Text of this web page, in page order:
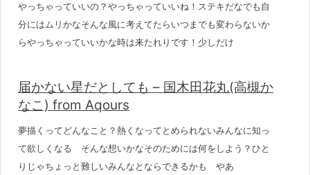
やっちゃっていいの？やっちゃっていいね！ステキだなでも自
分にはムリかなそんな風に考えてたらいつまでも変わらないか
らやっちゃっていいかな時は来たれりです！少しだけ
届かない星だとしても – 国木田花丸(高槻か
なこ) from Aqours
夢描くってどんなこと？熱くなってとめられないみんなに知っ
て欲しくなる そんな想いかなそのためには何をしよう？ひと
りじゃちょっと難しいみんなとならできるかも やあ